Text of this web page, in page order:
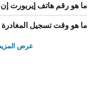
ما هو رقم هاتف إيربورت إن
ما هو وقت تسجيل
عرض